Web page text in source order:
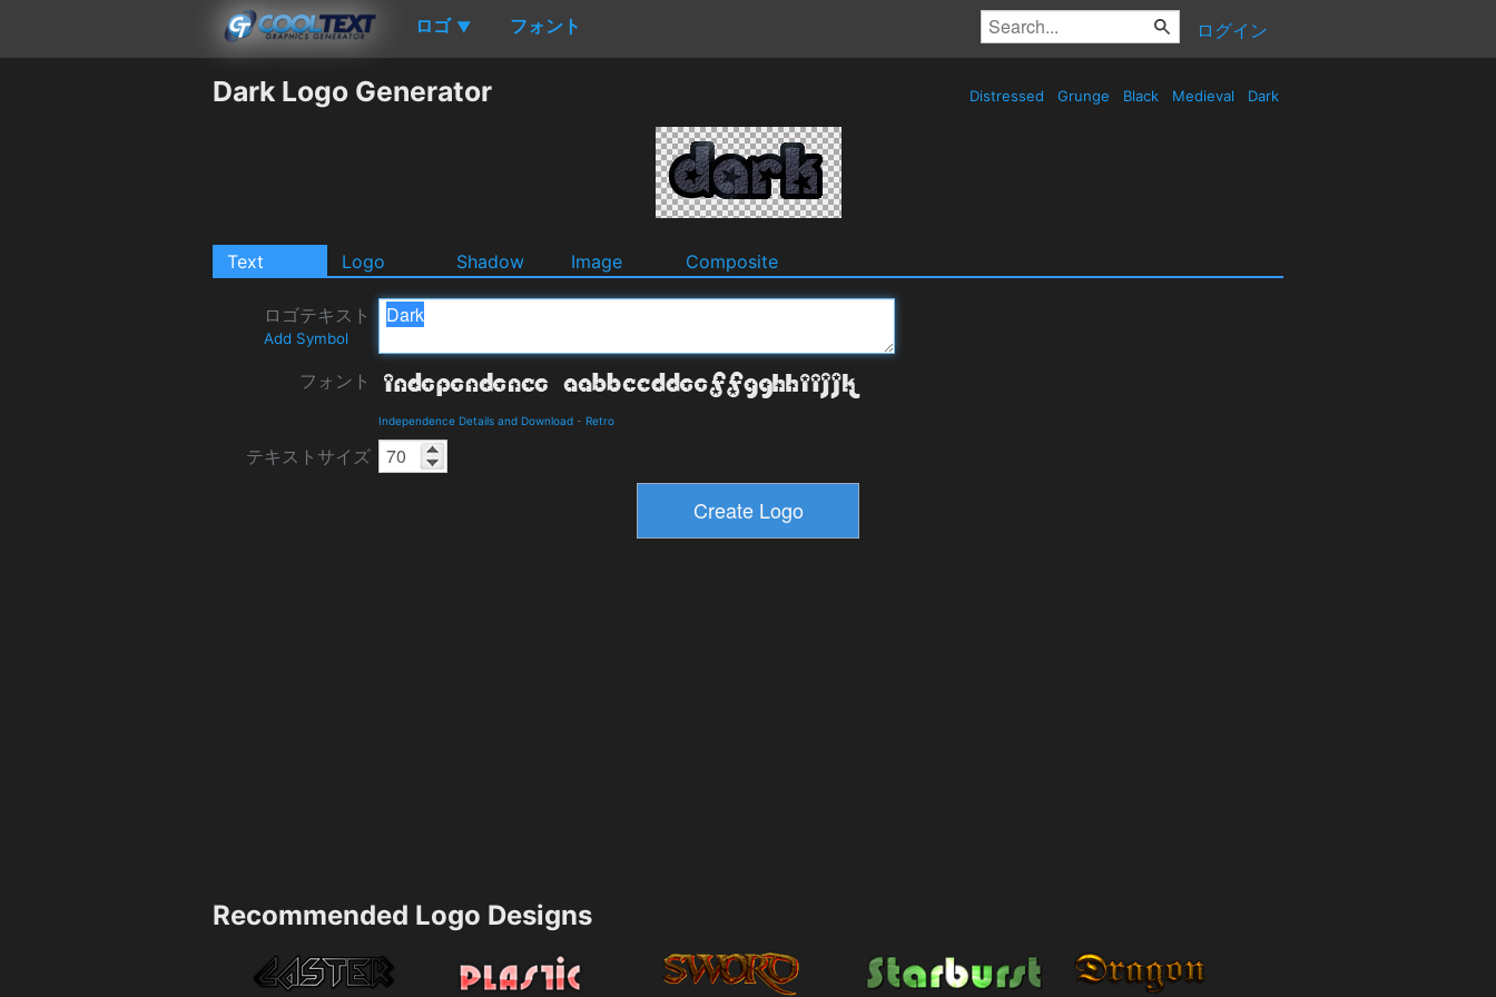
ロゴ ▼ フォント ログイン
Dark Logo Generator Distressed Grunge Black Medieval Dark
Text Logo Shadow Image Composite
ロゴテキスト
Add Symbol
フォント
Independence Details and Download - Retro
テキストサイズ
Recommended Logo Designs